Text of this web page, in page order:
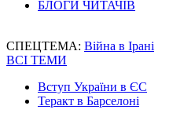
БЛОГИ ЧИТАЧІВ
СПЕЦТЕМА: Війна в Ірані
ВСІ ТЕМИ
Вступ України в ЄС
Теракт в Барселоні